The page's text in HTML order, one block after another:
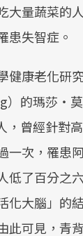
大量蔬菜的
患失智症。
健康老化研
）的瑪莎‧
，曾經針對
一次，罹患
低了百分之
化大腦」的
此可見，青